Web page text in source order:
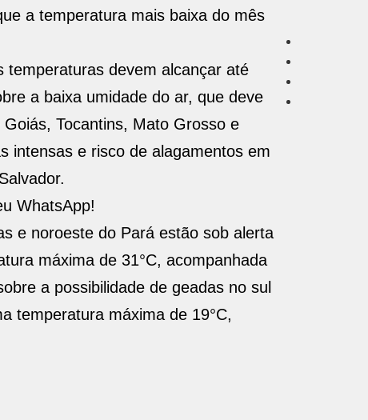
a temperatura mais baixa do mês
temperaturas devem alcançar até
a baixa umidade do ar, que deve
Tocantins, Mato Grosso e
intensas e risco de alagamentos em
WhatsApp!
e noroeste do Pará estão sob alerta
máxima de 31°C, acompanhada
a possibilidade de geadas no sul
temperatura máxima de 19°C,